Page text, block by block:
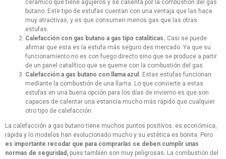
cerámico que tiene agujeros y se calienta por la combustión del gas
butano. Este tipo de estufas cuentan con una ventaja que las hace
muy atractivas, y es que consumen menos gas que las otras
estufas.
Calefacción con gas butano a gas tipo catalíticas. Casi se puede
afirmar que esta es la estufa más seguro des mercado. Ya que su
funcionamiento no es con fuego directo sino que se produce a partir
de un panel catalítico que se queme con la combustión del gas.
Calefacción a gas butano con llama azul. Estas estufas funcionan
mediante la combustión de una llama. Lo que convierte a estas
estufas en una buena opción para los días de invierno es que son
capaces de calentar una estancia mucho más rápido que cualquier
otro tipo de calefacción.
La calefacción a gas butano tiene muchos puntos positivos: es económica,
rápida y lo modelos han evolucionado mucho y su estética es bonita. Pero
es importante recodar que para comprarlas se deben cumplir unas
normas de seguridad, pues también son muy peligrosas. La combustión del